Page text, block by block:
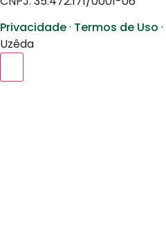
Privacidade· Termos de Uso ·
Uzêda